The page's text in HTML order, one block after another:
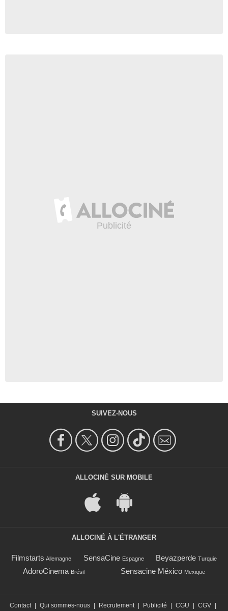
SUIVEZ-NOUS
ALLOCINÉ SUR MOBILE
ALLOCINÉ À L'ÉTRANGER
Filmstarts Allemagne SensaCine Espagne Beyazperde Turquie
AdoroCinema Brésil Sensacine México Mexique
Contact Qui sommes-nous Recrutement Publicité CGU CGV